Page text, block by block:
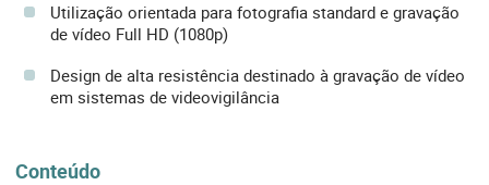
Utilização orientada para fotografia standard e gravação
de vídeo Full HD (1080p)
Design de alta resistência destinado à gravação de vídeo
em sistemas de videovigilância
Conteúdo